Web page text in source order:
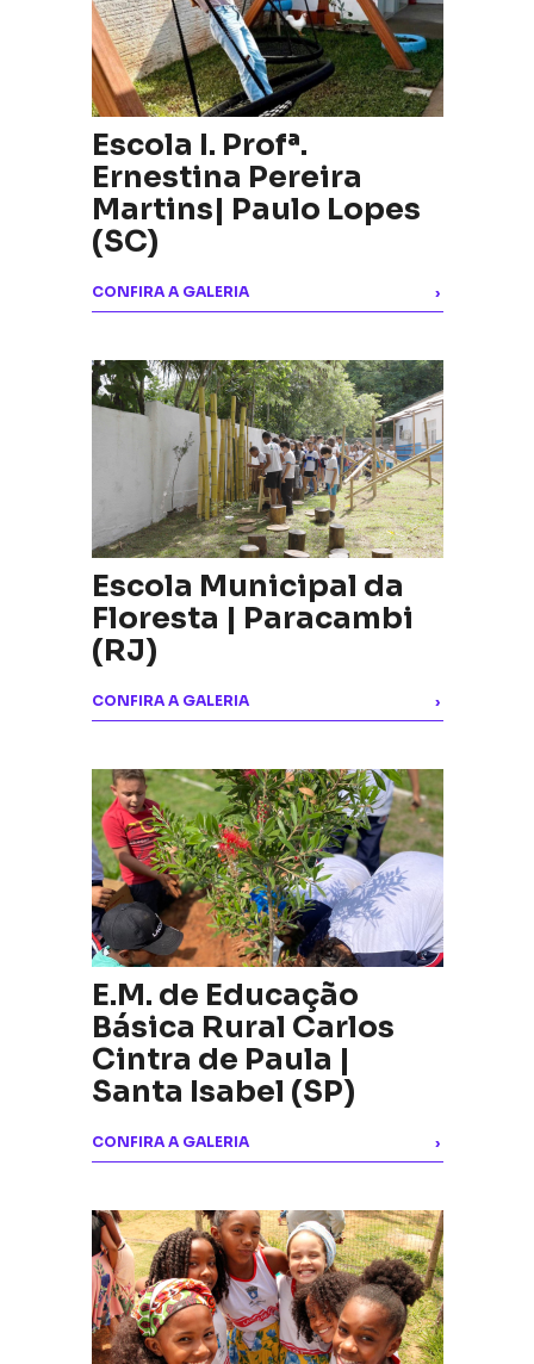
Escola I. Profª.
Ernestina Pereira
Martins| Paulo Lopes
(SC)
CONFIRA A GALERIA ›
Escola Municipal da
Floresta | Paracambi
(RJ)
CONFIRA A GALERIA ›
E.M. de Educação
Básica Rural Carlos
Cintra de Paula |
Santa Isabel (SP)
CONFIRA A GALERIA ›